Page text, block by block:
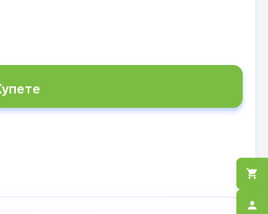
shopping_cart
person